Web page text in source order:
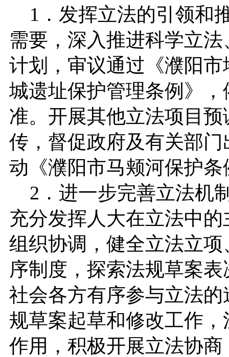
1．发挥立法的引领和
需要，深入推进科学立
计划，审议通过《濮阳
城遗址保护管理条例》
准。开展其他立法项目
传，督促政府及有关部
动《濮阳市马颊河保护
2．进一步完善立法机
充分发挥人大在立法中
组织协调，健全立法立
序制度，探索法规草案
社会各方有序参与立法
规草案起草和修改工作
作用，积极开展立法协